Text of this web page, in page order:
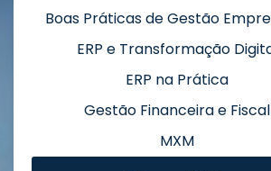
Boas Práticas de Gestão
ERP e Transformação
ERP na Prática
Gestão Financeira e Fiscal
MXM